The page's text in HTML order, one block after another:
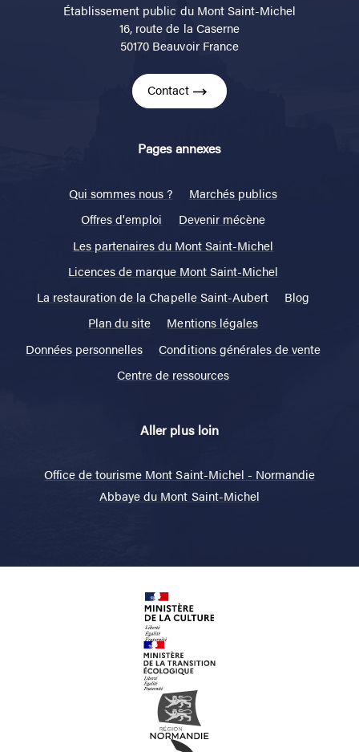
Établissement public du Mont Saint-Michel
16, route de la Caserne
50170 Beauvoir France
Contact
Pages annexes
Qui sommes nous ?
Marchés publics
Offres d'emploi
Devenir mécène
Les partenaires du Mont Saint-Michel
Licences de marque Mont Saint-Michel
La restauration de la Chapelle Saint-Aubert
Blog
Plan du site
Mentions légales
Données personnelles
Conditions générales de vente
Centre de ressources
Aller plus loin
Office de tourisme Mont Saint-Michel - Normandie
Abbaye du Mont Saint-Michel